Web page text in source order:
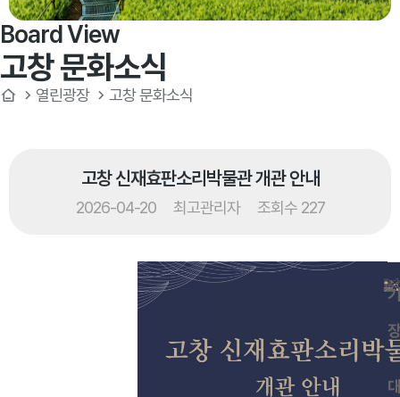
Board View
고창 문화소식
열린광장 고창 문화소식
고창 신재효판소리박물관 개관 안내
2026-04-20 최고관리자 조회수 227